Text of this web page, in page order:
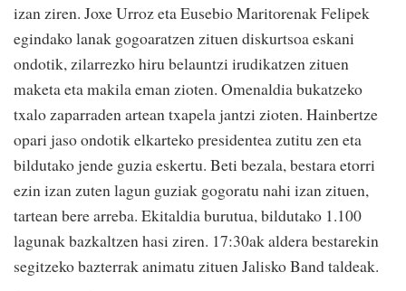
izan ziren. Joxe Urroz eta Eusebio Maritorenak Felipek
egindako lanak gogoaratzen zituen diskurtsoa eskani
ondotik, zilarrezko hiru belauntzi irudikatzen zituen
maketa eta makila eman zioten. Omenaldia bukatzeko
txalo zaparraden artean txapela jantzi zioten. Hainbertze
opari jaso ondotik elkarteko presidentea zutitu zen eta
bildutako jende guzia eskertu. Beti bezala, bestara etorri
ezin izan zuten lagun guziak gogoratu nahi izan zituen,
tartean bere arreba. Ekitaldia burutua, bildutako 1.100
lagunak bazkaltzen hasi ziren. 17:30ak aldera bestarekin
segitzeko bazterrak animatu zituen Jalisko Band taldeak.